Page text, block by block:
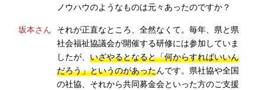
ノウハウのようなものは元々あったのですか？
坂本さん それが正直なところ、全然なくて。毎年、県と県
社会福祉協議会が開催する研修には参加していま
したが、いざやるとなると「何からすればいいん
だろう」というのがあったんです。県社協や全国
の社協、それから共同募金会といった方のご支援